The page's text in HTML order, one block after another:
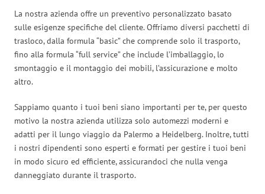
La nostra azienda offre un preventivo personalizzato basato
sulle esigenze specifiche del cliente. Offriamo diversi pacchetti di
trasloco, dalla formula “basic” che comprende solo il trasporto,
fino alla formula “full service” che include l’imballaggio, lo
smontaggio e il montaggio dei mobili, l’assicurazione e molto
altro.
Sappiamo quanto i tuoi beni siano importanti per te, per questo
motivo la nostra azienda utilizza solo automezzi moderni e
adatti per il lungo viaggio da Palermo a Heidelberg. Inoltre, tutti
i nostri dipendenti sono esperti e formati per gestire i tuoi beni
in modo sicuro ed efficiente, assicurandoci che nulla venga
danneggiato durante il trasporto.